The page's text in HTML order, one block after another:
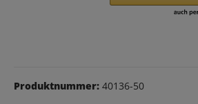
Produktnummer: 40136-50